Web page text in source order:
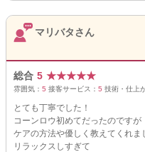
マリバタさん
総合 5 ★★★★★
雰囲気： 5 接客サービス： 5 技術・仕上
とても丁寧でした！
コーンロウ初めてだったのですが
ケアの方法や優しく教えてくれま
リラックスしすぎて